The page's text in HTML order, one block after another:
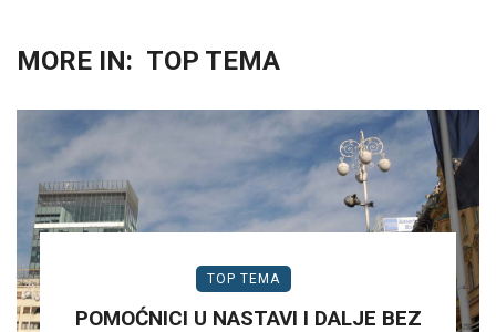
MORE IN: TOP TEMA
TOP TEMA
POMOĆNICI U NASTAVI I DALJE BEZ